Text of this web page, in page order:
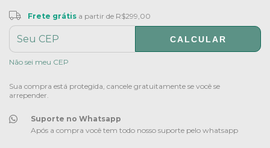
Frete grátis R$299,00
Entregas para o CEP: ALTERAR CEP
Frete grátisa partir de R$299,00
CALCULAR
Não sei meu CEP
Sua compra está protegida, cancele gratuitamente se você se
arrepender.
Suporte no Whatsapp
Após a compra você tem todo nosso suporte pelo whatsapp